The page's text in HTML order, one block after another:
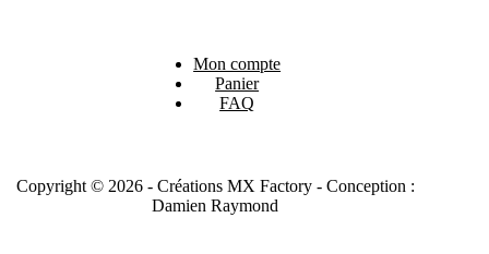
Mon compte
Panier
FAQ
Copyright © 2026 - Créations MX Factory - Conception :
Damien Raymond